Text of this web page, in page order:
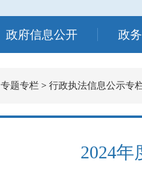
政府信息公开 政
专题专栏 > 行政执法信息公示专
2024